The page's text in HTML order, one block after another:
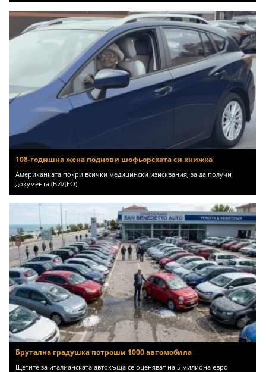
108-годишна жена поднови шофьорската си книжка
Американката покри всички медицински изисквания, за да получи
документа (ВИДЕО)
Брутална градушка потроши 1000 автомобила
Щетите за италианската автокъща се оценяват на 5 милиона евро